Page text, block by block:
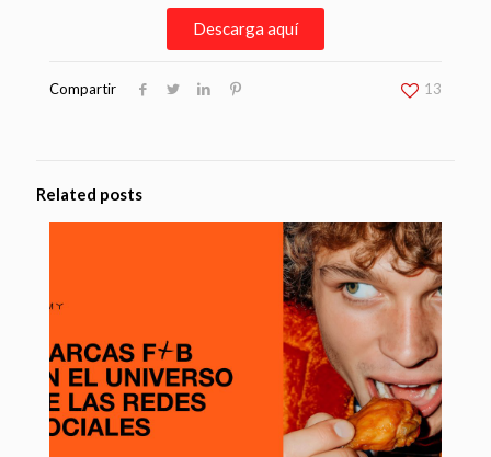
Descarga aquí
Compartir 13
Related posts